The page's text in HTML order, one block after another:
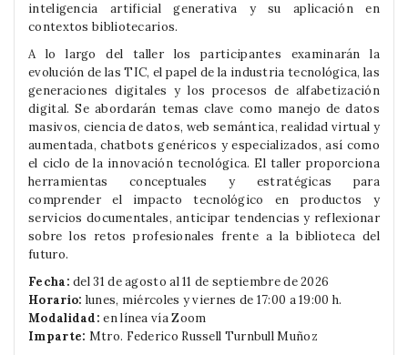
inteligencia artificial generativa y su aplicación en
contextos bibliotecarios.
A lo largo del taller los participantes examinarán la
evolución de las TIC, el papel de la industria tecnológica, las
generaciones digitales y los procesos de alfabetización
digital. Se abordarán temas clave como manejo de datos
masivos, ciencia de datos, web semántica, realidad virtual y
aumentada, chatbots genéricos y especializados, así como
el ciclo de la innovación tecnológica. El taller proporciona
herramientas conceptuales y estratégicas para
comprender el impacto tecnológico en productos y
servicios documentales, anticipar tendencias y reflexionar
sobre los retos profesionales frente a la biblioteca del
futuro.
Fecha:del 31 de agosto al 11 de septiembre de 2026
Horario: lunes, miércoles y viernes de 17:00 a 19:00 h.
Modalidad: en línea vía Zoom
Imparte: Mtro. Federico Russell Turnbull Muñoz